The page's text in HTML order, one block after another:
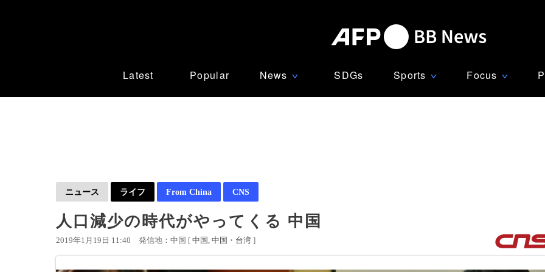
Latest Popular News ∨ SDGs Sports ∨ Focus ∨
ニュース ライフ From China CNS
人口減少の時代がやってくる 中国
2019年1月19日 11:40 発信地：中国 [ 中国 中国・台湾 ]